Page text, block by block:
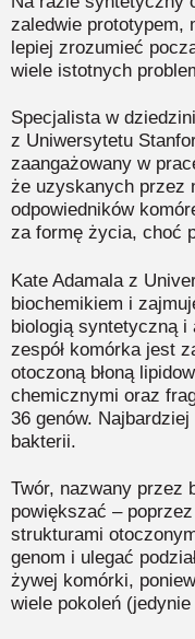
zaledwie prototypem,
lepiej zrozumieć
wiele istotnych
Specjalista w
z Uniwersytetu
zaangażowany w
że uzyskanych przez
odpowiedników
za formę życia, choć
Kate Adamala z
biochemikiem i
biologią syntetyczną i
zespół komórka jest
otoczoną błoną
chemicznymi oraz
36 genów.
bakterii.
Twór, nazwany przez
powiększać –
strukturami
genom i ulegać
żywej komórki,
wiele pokoleń